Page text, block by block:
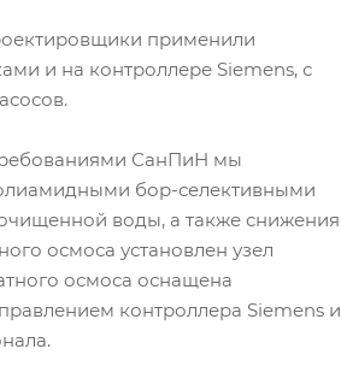
применили
и на контроллере Siemens, с
СанПиН мы
бор-селективными
воды, а также снижения
осмоса установлен узел
осмоса оснащена
контроллера Siemens и